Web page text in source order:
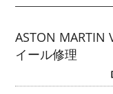
ASTON MARTIN
イール修理